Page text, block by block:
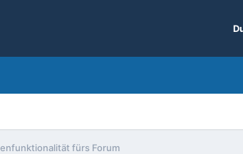
fürs Forum